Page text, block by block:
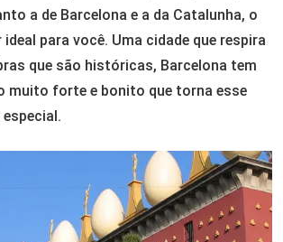
a de Barcelona e a da Catalunha, o
ideal para você. Uma cidade que respira
que são históricas, Barcelona tem
muito forte e bonito que torna esse